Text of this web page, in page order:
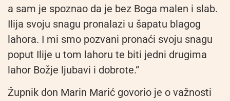
a sam je spoznao da je bez Boga malen i slab.
Ilija svoju snagu pronalazi u šapatu blagog
lahora. I mi smo pozvani pronaći svoju snagu
poput Ilije u tom lahoru te biti jedni drugima
lahor Božje ljubavi i dobrote.“
Župnik don Marin Marić govorio je o važnosti